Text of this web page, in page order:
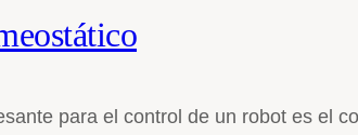
para el control de un robot es el